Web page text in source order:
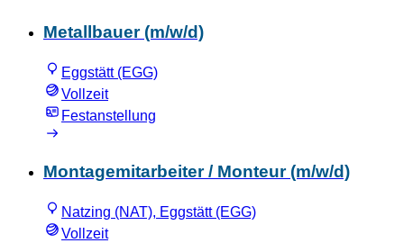
Metallbauer (m/w/d)
Eggstätt (EGG)
Vollzeit
Festanstellung
Montagemitarbeiter / Monteur (m/w/d)
Natzing (NAT), Eggstätt (EGG)
Vollzeit